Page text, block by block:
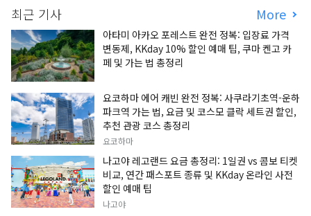
최근 기사 More
아타미 아카오 포레스트 완전 정복: 입장료 가격
변동제, KKday 10% 할인 예매 팁, 쿠마 켄고 카
페 및 가는 법 총정리
요코하마 에어 캐빈 완전 정복: 사쿠라기초역-운하
파크역 가는 법, 요금 및 코스모 클락 세트권 할인,
추천 관광 코스 총정리
요코하마
나고야 레고랜드 요금 총정리: 1일권 vs 콤보 티켓
비교, 연간 패스포트 종류 및 KKday 온라인 사전
할인 예매 팁
나고야